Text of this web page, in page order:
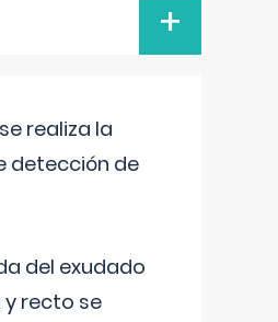
+
realiza la
detección de
del exudado
y recto se